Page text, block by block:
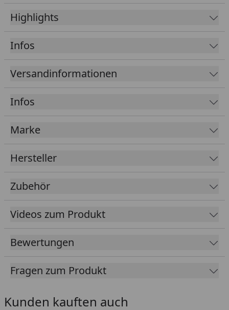
anschlagbar
Ein Panorama Fensterelement ist optional
erhältlich
Inklusive Ofenschutz und Bodenmatte
Mindestraumhöhe: 220 cm
2 Kopfstützen
Mildes, würziges Saunaklima
Besonders hohe Stabilität und Wärmedämmung
Auswahl aus verschiedenen Ofensets inkl. Zubehör
möglich
Tipp: Unter folgendem
Kaufberater, der Ihnen erklärt, welches Zubehör
für Ihren Saunakauf erforderlich ist und welches
Bei dieser Sauna kann das
zur Volumenverkleinerung
Durch das Set wird eine
Sauna optimal zu beheizen und saunagerechte
Highlights
Infos
Versandinformationen
Infos
Marke
Hersteller
Zubehör
Videos zum Produkt
Bewertungen
Fragen zum Produkt
Kunden kauften auch